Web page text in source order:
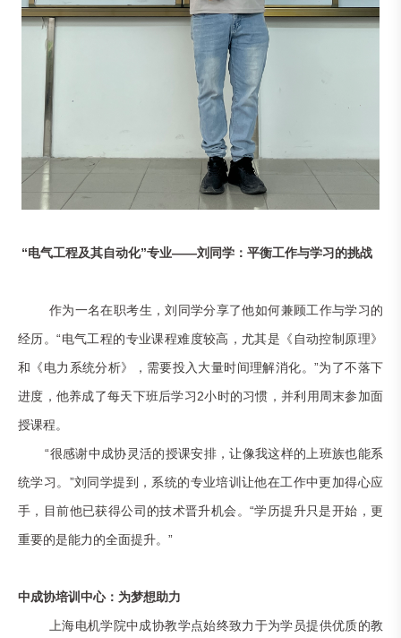
“电气工程及其自动化”专业——刘同学：平衡工作与学习的挑战
作为一名在职考生，刘同学分享了他如何兼顾工作与学习的
经历。“电气工程的专业课程难度较高，尤其是《自动控制原理》
和《电力系统分析》，需要投入大量时间理解消化。”为了不落下
进度，他养成了每天下班后学习2小时的习惯，并利用周末参加面
授课程。
“很感谢中成协灵活的授课安排，让像我这样的上班族也能系
统学习。”刘同学提到，系统的专业培训让他在工作中更加得心应
手，目前他已获得公司的技术晋升机会。“学历提升只是开始，更
重要的是能力的全面提升。”
中成协培训中心：为梦想助力
上海电机学院中成协教学点始终致力于为学员提供优质的教